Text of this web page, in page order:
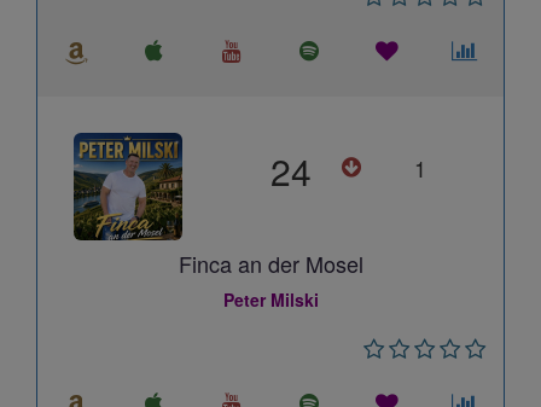
24 1
Finca an der Mosel
Peter Milski